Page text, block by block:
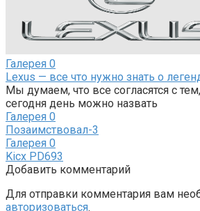
Галерея 0
Lexus — все что нужно знать о
Мы думаем, что все согласятся с
сегодня день можно назвать
Галерея 0
Позаимствовал-3
Галерея 0
Kicx PD693
Добавить комментарий
Для отправки комментария вам
авторизоваться.